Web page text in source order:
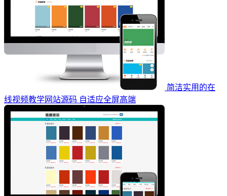
简洁实用的在
线视频教学网站源码 自适应全屏高端